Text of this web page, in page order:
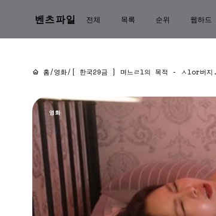
벤츠파일 전체 목록 순위 웹하드
홈/영화/ [ 한국29금 ] 며느ㄹl의 목적 - ㅅlor버
영화